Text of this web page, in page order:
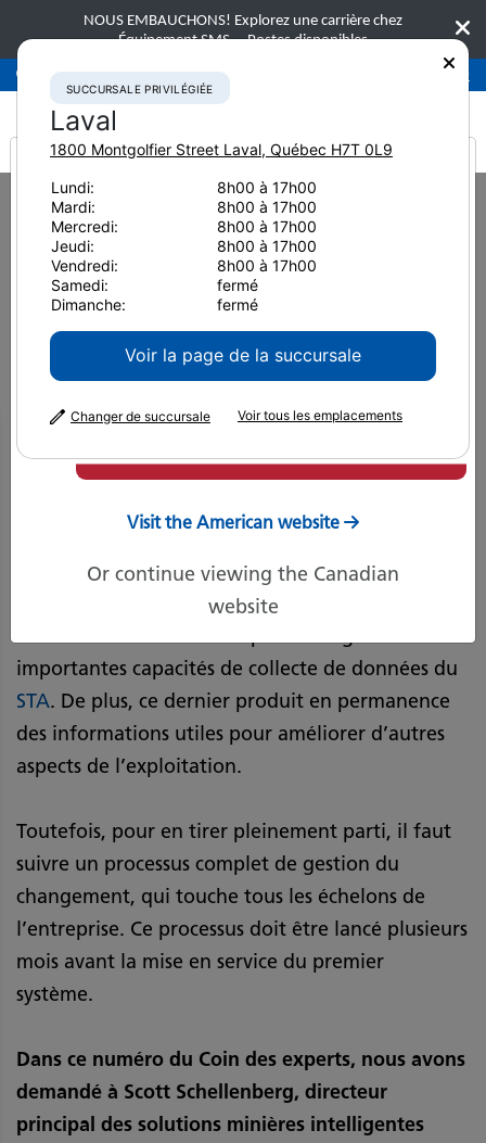
NOUS EMBAUCHONS! Explorez une carrière chez
Équipement SMS. Postes disponibles
Succursale privilégiéeLaval 450-781-9600
Home Nouvelles et ressources Article de presse
Transport autonome : préparer le terrain
COIN DES EXPERTS
Transport autonome :
préparer le terrain
d’une exploitation minière, l’automatisation des
changer la donne. Cette technologie aide à
réduire les coûts de transport des matériaux et à
importantes capacités de collecte de données du
STA. De plus, ce dernier produit en permanence
des informations utiles pour améliorer d’autres
aspects de l’exploitation.
Toutefois, pour en tirer pleinement parti, il faut
suivre un processus complet de gestion du
changement, qui touche tous les échelons de
l’entreprise. Ce processus doit être lancé plusieurs
mois avant la mise en service du premier
système.
Dans ce numéro du Coin des experts, nous avons
demandé à Scott Schellenberg, directeur
principal des solutions minières intelligentes
It looks like you are
from America
Visit the American website
Or continue viewing the Canadian
website
SUCCURSALE PRIVILÉGIÉE
Laval
1800 Montgolfier Street Laval, Québec H7T 0L9
Lundi:
8h00 à 17h00
Mardi:
8h00 à 17h00
Mercredi:
8h00 à 17h00
Jeudi:
8h00 à 17h00
Vendredi:
8h00 à 17h00
Samedi:
fermé
Dimanche:
fermé
Voir la page de la succursale
Changer de succursale Voir tous les emplacements